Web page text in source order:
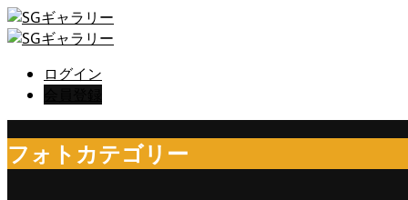
ログイン
フォトカテゴリー